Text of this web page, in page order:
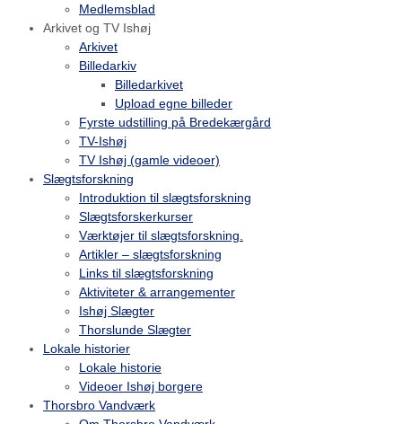
Medlemsblad
Arkivet og TV Ishøj
Arkivet
Billedarkiv
Billedarkivet
Upload egne billeder
Fyrste udstilling på Bredekærgård
TV-Ishøj
TV Ishøj (gamle videoer)
Slægtsforskning
Introduktion til slægtsforskning
Slægtsforskerkurser
Værktøjer til slægtsforskning.
Artikler – slægtsforskning
Links til slægtsforskning
Aktiviteter & arrangementer
Ishøj Slægter
Thorslunde Slægter
Lokale historier
Lokale historie
Videoer Ishøj borgere
Thorsbro Vandværk